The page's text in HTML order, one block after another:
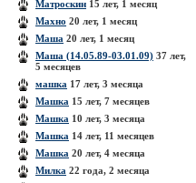
Матроскин 15 лет, 1 месяц
Махно 20 лет, 1 месяц
Маша 20 лет, 1 месяц
Маша (14.05.89-03.01.09) 37 лет,
5 месяцев
машка 17 лет, 3 месяца
Машка 15 лет, 7 месяцев
Машка 10 лет, 3 месяца
Машка 14 лет, 11 месяцев
Машка 20 лет, 4 месяца
Милка 22 года, 2 месяца